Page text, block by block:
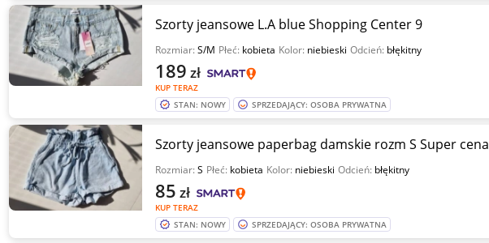
Szorty jeansowe L.A blue Shopping Center 9
Rozmiar:S/M Płeć: kobieta Kolor: niebieski Odcień: błękitny
KUP TERAZ
189 zł
STAN: NOWY SPRZEDAJĄCY: OSOBA PRYWATNA
Szorty jeansowe paperbag damskie rozm S Super cena
Rozmiar:S Płeć: kobieta Kolor: niebieski Odcień: błękitny
KUP TERAZ
85 zł
STAN: NOWY SPRZEDAJĄCY: OSOBA PRYWATNA